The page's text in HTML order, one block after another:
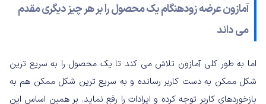
آمازون عرضه زودهنگام یک محصول را بر هر چیز دیگری مقدم
می داند
اما به طور کلی آمازون تلاش می کند تا یک محصول را به سریع ترین
شکل ممکن به دست کاربر رسانده و به سریع ترین شکل ممکن هم به
بازخوردهای کاربر توجه کرده و ایرادات را رفع نماید. بر همین اساس این